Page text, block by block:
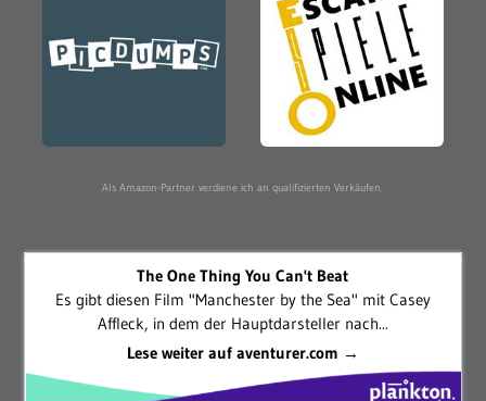
Als Amazon-Partner verdiene ich an qualifizierten Verkäufen.
The One Thing You Can't Beat
Es gibt diesen Film "Manchester by the Sea" mit Casey
Affleck, in dem der Hauptdarsteller nach...
Lese weiter auf aventurer.com →